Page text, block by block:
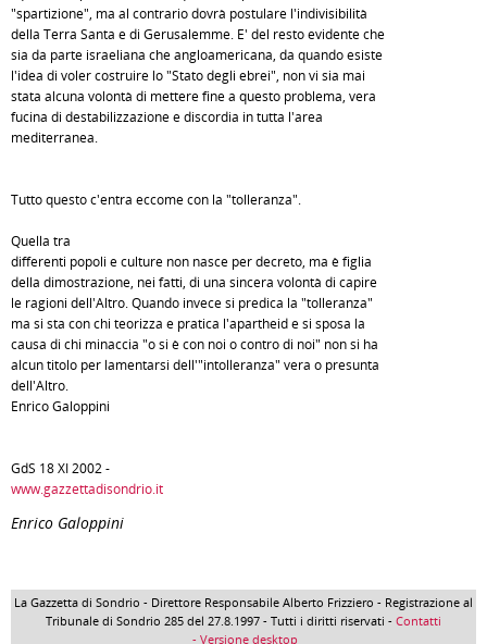
"spartizione", ma al contrario dovrà postulare l'indivisibilità
della Terra Santa e di Gerusalemme. E' del resto evidente che
sia da parte israeliana che angloamericana, da quando esiste
l'idea di voler costruire lo "Stato degli ebrei", non vi sia mai
stata alcuna volontà di mettere fine a questo problema, vera
fucina di destabilizzazione e discordia in tutta l'area
mediterranea.
Tutto questo c'entra eccome con la "tolleranza".
Quella tra
differenti popoli e culture non nasce per decreto, ma è figlia
della dimostrazione, nei fatti, di una sincera volontà di capire
le ragioni dell'Altro. Quando invece si predica la "tolleranza"
ma si sta con chi teorizza e pratica l'apartheid e si sposa la
causa di chi minaccia "o si è con noi o contro di noi" non si ha
alcun titolo per lamentarsi dell'"intolleranza" vera o presunta
dell'Altro.
Enrico Galoppini
GdS 18 XI 2002 -
www.gazzettadisondrio.it
Enrico Galoppini
La Gazzetta di Sondrio - Direttore Responsabile Alberto Frizziero - Registrazione al
Tribunale di Sondrio 285 del 27.8.1997 - Tutti i diritti riservati - Contatti
- Versione desktop